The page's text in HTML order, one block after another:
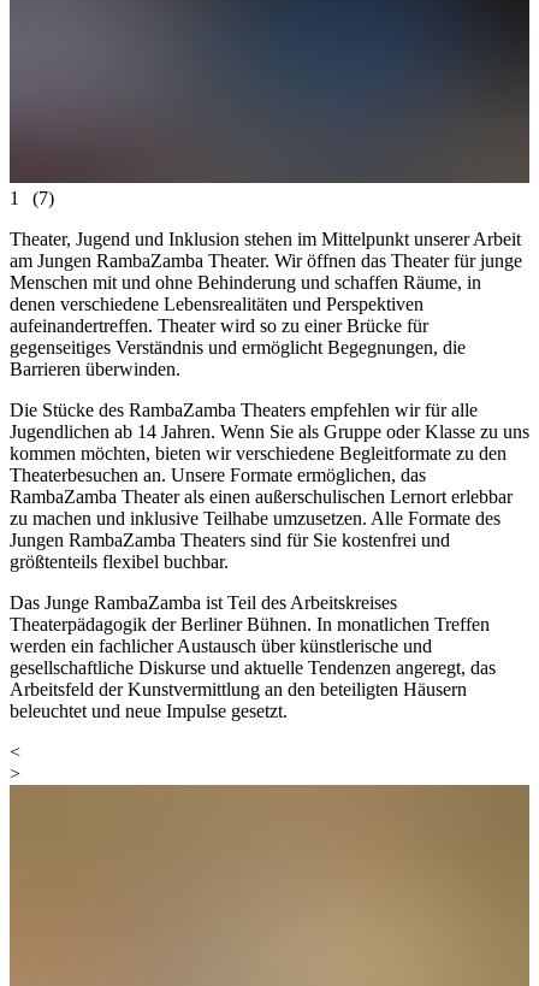
1
(7)
Theater, Jugend und Inklusion stehen im Mittelpunkt unserer Arbeit
am Jungen RambaZamba Theater. Wir öffnen das Theater für junge
Menschen mit und ohne Behinderung und schaffen Räume, in
denen verschiedene Lebensrealitäten und Perspektiven
aufeinandertreffen. Theater wird so zu einer Brücke für
gegenseitiges Verständnis und ermöglicht Begegnungen, die
Barrieren überwinden.
Die Stücke des RambaZamba Theaters empfehlen wir für alle
Jugendlichen ab 14 Jahren. Wenn Sie als Gruppe oder Klasse zu uns
kommen möchten, bieten wir verschiedene Begleitformate zu den
Theaterbesuchen an. Unsere Formate ermöglichen, das
RambaZamba Theater als einen außerschulischen Lernort erlebbar
zu machen und inklusive Teilhabe umzusetzen. Alle Formate des
Jungen RambaZamba Theaters sind für Sie kostenfrei und
größtenteils flexibel buchbar.
Das Junge RambaZamba ist Teil des Arbeitskreises
Theaterpädagogik der Berliner Bühnen. In monatlichen Treffen
werden ein fachlicher Austausch über künstlerische und
gesellschaftliche Diskurse und aktuelle Tendenzen angeregt, das
Arbeitsfeld der Kunstvermittlung an den beteiligten Häusern
beleuchtet und neue Impulse gesetzt.
<
>